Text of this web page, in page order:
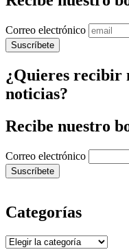
Correo electrónico
¿Quieres recibir
noticias?
Recibe nuestro
Correo electrónico
Categorías
Categorías